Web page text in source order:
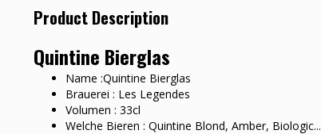
Product Description
Quintine Bierglas
Name :Quintine Bierglas
Brauerei : Les Legendes
Volumen : 33cl
Welche Bieren : Quintine Blond, Amber, Biologic...